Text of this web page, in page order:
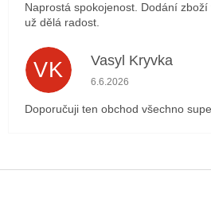
Naprostá spokojenost. Dodání
už dělá radost.
VK Vasyl Kryvka
Hodnocení obchodu je
6.6.2026
Doporučuji ten obchod všechno